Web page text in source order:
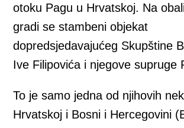
otoku Pagu u Hrvatskoj. Na
gradi se stambeni objekat
dopredsjedavajućeg Skupštine
Ive Filipovića i njegove supruge
To je samo jedna od njihovih
Hrvatskoj i Bosni i Hercegovini